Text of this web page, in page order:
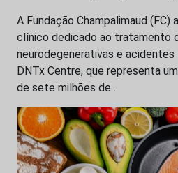
A Fundação Champalimaud (FC)
clínico dedicado ao tratamento
neurodegenerativas e
DNTx Centre, que representa
de sete milhões de…